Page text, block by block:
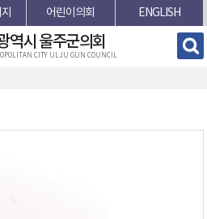
어린이의회 ENGLISH
역시 울주군의회
CITY ULJU GUN COUNCIL